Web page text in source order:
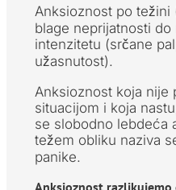
Anksioznost po
blage neprijatnosti
intenzitetu (srčane
užasnutost).
Anksioznost koja nije
situacijom i koja
se slobodno lebdeća
težem obliku naziva
panike.